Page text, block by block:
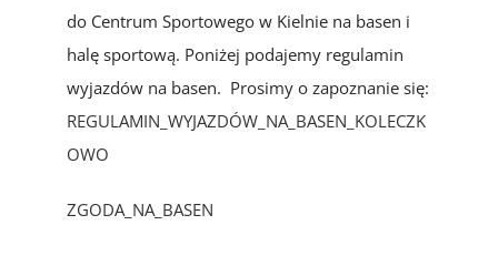
do Centrum Sportowego w Kielnie na basen i
halę sportową. Poniżej podajemy regulamin
wyjazdów na basen. Prosimy o zapoznanie się:
REGULAMIN_WYJAZDÓW_NA_BASEN_KOLECZK
OWO
ZGODA_NA_BASEN